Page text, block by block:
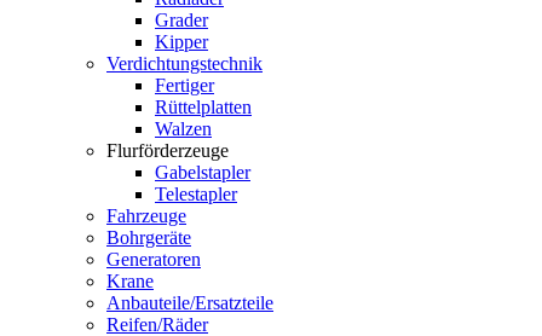
Grader
Kipper
Verdichtungstechnik
Fertiger
Rüttelplatten
Walzen
Flurförderzeuge
Gabelstapler
Telestapler
Fahrzeuge
Bohrgeräte
Generatoren
Krane
Anbauteile/Ersatzteile
Reifen/Räder